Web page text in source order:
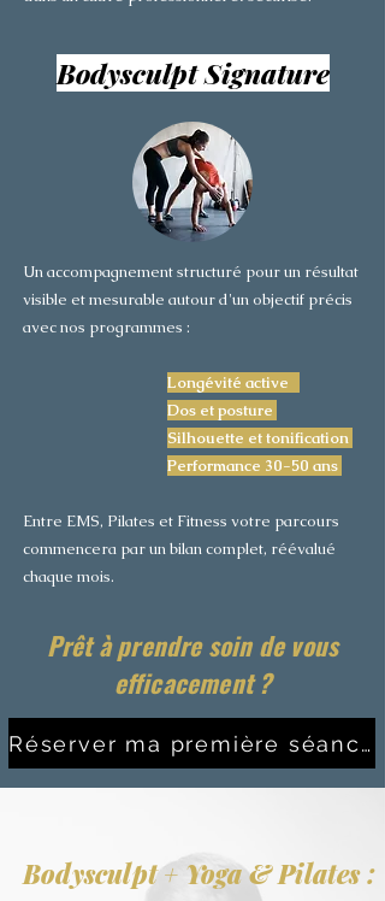
Bodysculpt Signature
Un accompagnement structuré pour un résultat
visible et mesurable autour d'un objectif précis
avec nos programmes :
Longévité active
Dos et posture
Silhouette et tonification
Performance 30-50 ans
Entre EMS, Pilates et Fitness votre parcours
commencera par un bilan complet, réévalué
chaque mois.
Prêt à prendre soin de vous
efficacement ?
Réserver ma première séance
Bodysculpt + Yoga & Pilates :